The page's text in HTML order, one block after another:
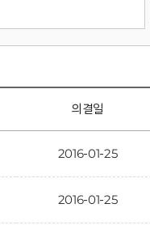
의결일
2016-01-25
2016-01-25